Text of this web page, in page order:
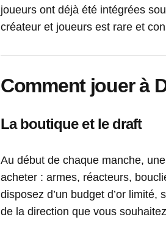
joueurs ont déjà été intégrées
créateur et joueurs est rare et
Comment jouer à
La boutique et le draft
Au début de chaque manche,
acheter : armes, réacteurs,
disposez d’un budget d’or
de la direction que vous